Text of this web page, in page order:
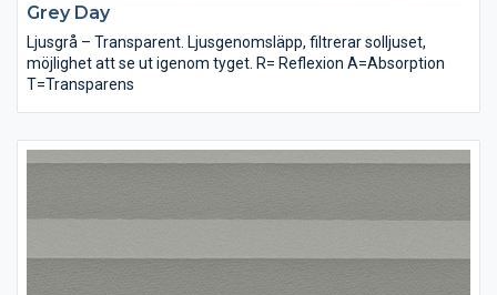
Grey Day
Ljusgrå – Transparent. Ljusgenomsläpp, filtrerar solljuset,
möjlighet att se ut igenom tyget. R= Reflexion A=Absorption
T=Transparens